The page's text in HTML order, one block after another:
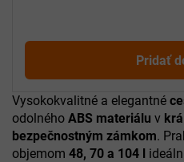
Pridať
Vysokokvalitné a elegantné
odolného ABS materiálu v
bezpečnostným zámkom.
objemom 48, 70 a 104 l